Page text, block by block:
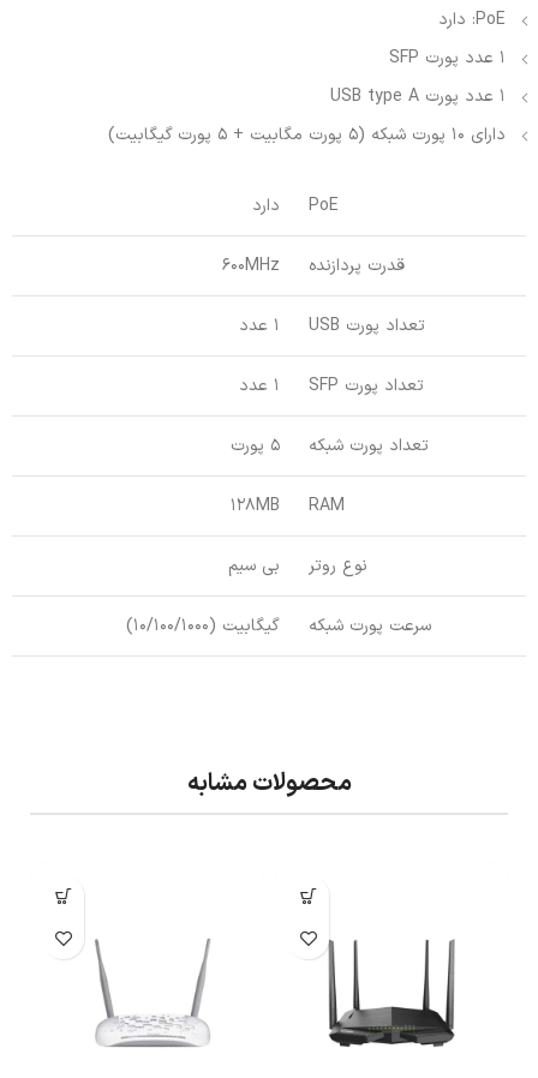
PoE:‌ دارد
1 عدد پورت SFP
1 عدد پورت USB type A
دارای 10 پورت شبکه (5 پورت مگابیت + 5 پورت گیگابیت)
PoE دارد
قدرت پردازنده 600MHz
تعداد پورت USB 1 عدد
تعداد پورت SFP 1 عدد
تعداد پورت شبکه 5 پورت
RAM
128MB
نوع روتر بی سیم
سرعت پورت شبکه گیگابیت (10/100/1000)
محصولات مشابه